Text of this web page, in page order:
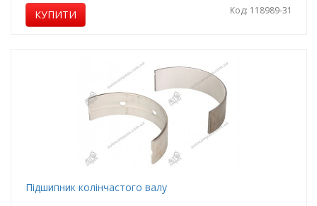
КУПИТИ Код: 118989-31
Підшипник колінчастого валу